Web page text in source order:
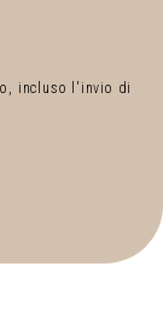
incluso l'invio di